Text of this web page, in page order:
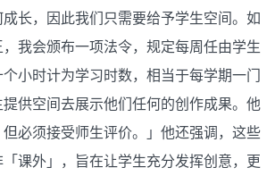
长，因此我们只需要给予学生空间。如
我会颁布一项法令，规定每周任由学生
小时计为学习时数，相当于每学期一门
供空间去展示他们任何的创作成果。他
必须接受师生评价。」他还强调，这些
课外」，旨在让学生充分发挥创意，更